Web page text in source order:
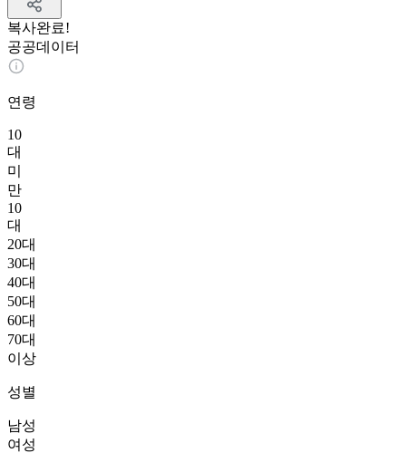
복사완료!
공공데이터
연령
10
대
미
만
10
대
20대
30대
40대
50대
60대
70대
이상
성별
남성
여성